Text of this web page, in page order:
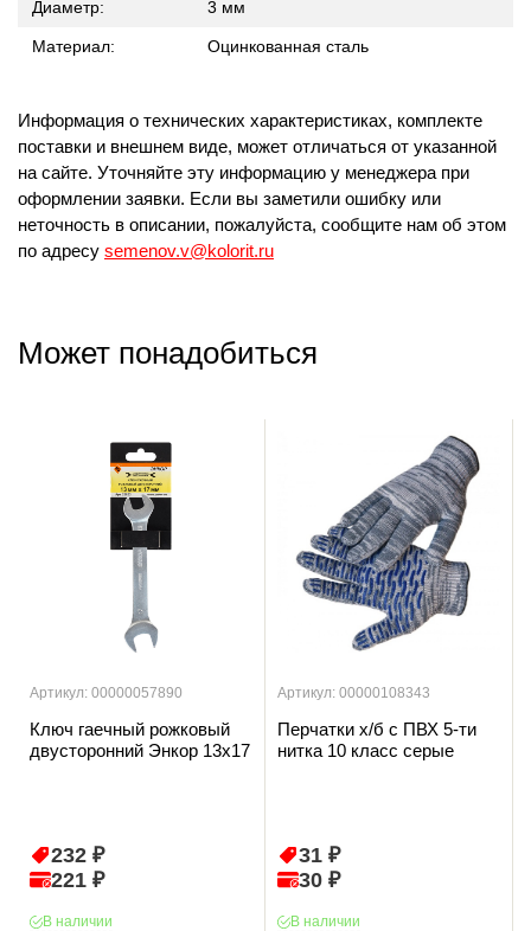
Диаметр: 3 мм
Материал: Оцинкованная сталь
Информация о технических характеристиках, комплекте
поставки и внешнем виде, может отличаться от указанной
на сайте. Уточняйте эту информацию у менеджера при
оформлении заявки. Если вы заметили ошибку или
неточность в описании, пожалуйста, сообщите нам об этом
по адресу semenov.v@kolorit.ru
Может понадобиться
Артикул: 00000057890
Ключ гаечный рожковый
двусторонний Энкор 13х17
232 ₽
221 ₽
В наличии
Артикул: 00000108343
Перчатки х/б с ПВХ 5-ти
нитка 10 класс серые
31 ₽
30 ₽
В наличии